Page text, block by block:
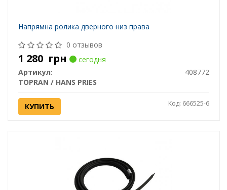
Напрямна ролика дверного низ права
0 отзывов
1 280 грн
сегодня
Артикул:
408772
TOPRAN / HANS PRIES
КУПИТЬ Код: 666525-6